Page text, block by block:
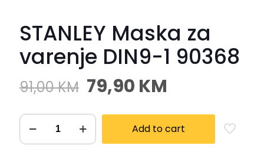
STANLEY Maska za
varenje DIN9-1 90368
91,00KM 79,90 KM
Add to cart